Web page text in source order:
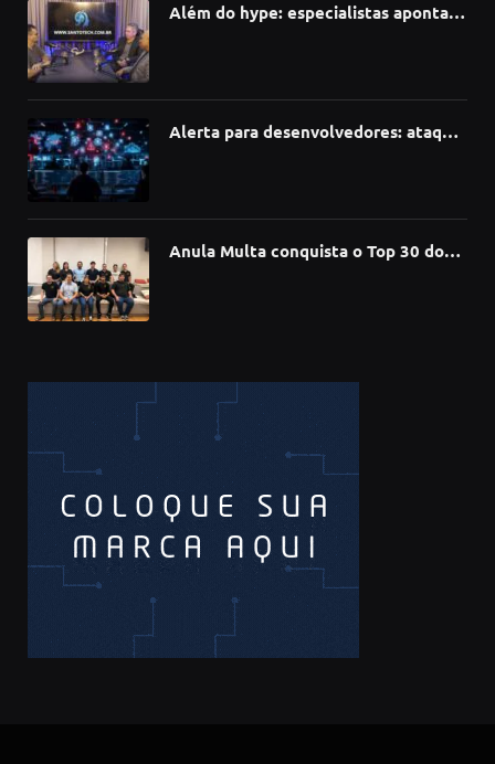
Além do hype: especialistas apontam
Alerta para desenvolvedores: ataque
Anula Multa conquista o Top 30 do